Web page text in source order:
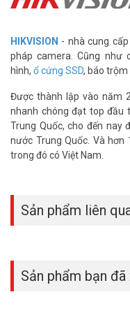
– Chip nhớ NAND tiết kiệm
– Chống rung, chống
– Cơ chế giám sát
– Supports the SATA 3.1
– Kích thước: M.2
– MTBF: 1,500,000 giờ.
– TBW: 35TB.
Lưu ý:Tốc độ ghi và đọc
Đặt mua ngay HIKVISION
liên hệ HOTLINE
1900.9259
HIKVISION - nhà cung
pháp camera. Cũng như
hình, ổ cứng SSD, báo trộm ...
Được thành lập vào năm
nhanh chóng đạt top đầu
Trung Quốc, cho đến nay
nước Trung Quốc. Và
trong đó có Việt Nam.
Sản phẩm liên
Sản phẩm bạn đã